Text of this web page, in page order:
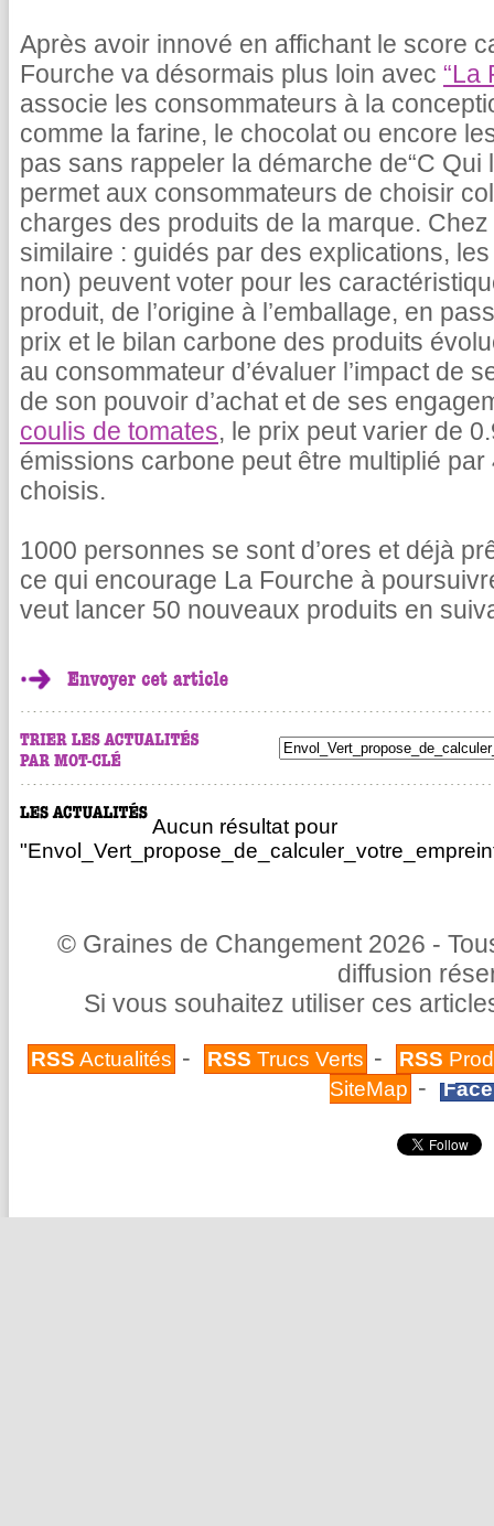
Après avoir innové en affichant le score
Fourche va désormais plus loin avec “La
associe les consommateurs à la
comme la farine, le chocolat ou encore
pas sans rappeler la démarche de“C Qui
permet aux consommateurs de choisir
charges des produits de la marque.
similaire : guidés par des explications,
non) peuvent voter pour les
produit, de l’origine à l’emballage, en
prix et le bilan carbone des produits
au consommateur d’évaluer l’impact de
de son pouvoir d’achat et de ses
coulis de tomates, le prix peut varier de
émissions carbone peut être multiplié
choisis.
1000 personnes se sont d’ores et déjà
ce qui encourage La Fourche à
veut lancer 50 nouveaux produits en
Aucun résultat pour
© Graines de Changement 2026 -
diffusion
Si vous souhaitez utiliser ces
RSS Actualités - RSS Trucs Verts - RSS
SiteMap -